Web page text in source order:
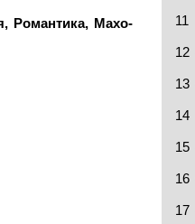
11
12
13
14
15
16
17
Романтика, Махо-